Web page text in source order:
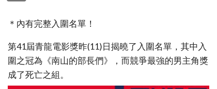
＊內有完整入圍名單！
第41屆青龍電影獎昨(11)日揭曉了入圍名單，其中入
圍之冠為《南山的部長們》，而競爭最強的男主角獎
成了死亡之組。